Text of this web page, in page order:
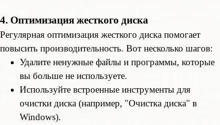
4. Оптимизация жесткого диска
Регулярная оптимизация жесткого диска помогает
повысить производительность. Вот несколько шагов:
Удалите ненужные файлы и программы, которые
вы больше не используете.
Используйте встроенные инструменты для
очистки диска (например, "Очистка диска" в
Windows).